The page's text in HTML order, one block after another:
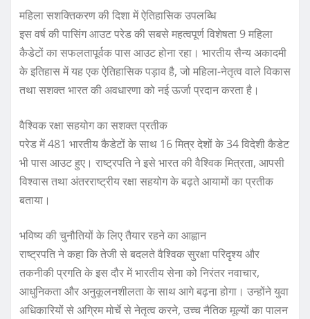
महिला सशक्तिकरण की दिशा में ऐतिहासिक उपलब्धि
इस वर्ष की पासिंग आउट परेड की सबसे महत्वपूर्ण विशेषता 9 महिला
कैडेटों का सफलतापूर्वक पास आउट होना रहा। भारतीय सैन्य अकादमी
के इतिहास में यह एक ऐतिहासिक पड़ाव है, जो महिला-नेतृत्व वाले विकास
तथा सशक्त भारत की अवधारणा को नई ऊर्जा प्रदान करता है।
वैश्विक रक्षा सहयोग का सशक्त प्रतीक
परेड में 481 भारतीय कैडेटों के साथ 16 मित्र देशों के 34 विदेशी कैडेट
भी पास आउट हुए। राष्ट्रपति ने इसे भारत की वैश्विक मित्रता, आपसी
विश्वास तथा अंतरराष्ट्रीय रक्षा सहयोग के बढ़ते आयामों का प्रतीक
बताया।
भविष्य की चुनौतियों के लिए तैयार रहने का आह्वान
राष्ट्रपति ने कहा कि तेजी से बदलते वैश्विक सुरक्षा परिदृश्य और
तकनीकी प्रगति के इस दौर में भारतीय सेना को निरंतर नवाचार,
आधुनिकता और अनुकूलनशीलता के साथ आगे बढ़ना होगा। उन्होंने युवा
अधिकारियों से अग्रिम मोर्चे से नेतृत्व करने, उच्च नैतिक मूल्यों का पालन